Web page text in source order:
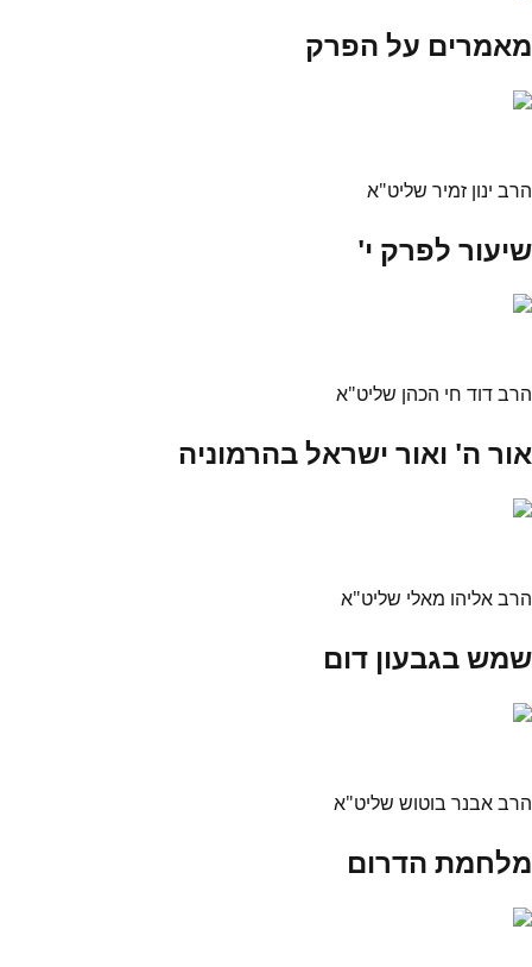
מאמרים על הפרק
הרב ינון זמיר שליט"א
שיעור לפרק י'
הרב דוד חי הכהן שליט"א
אור ה' ואור ישראל בהרמוניה
הרב אליהו מאלי שליט"א
שמש בגבעון דום
הרב אבנר בוטוש שליט"א
מלחמת הדרום